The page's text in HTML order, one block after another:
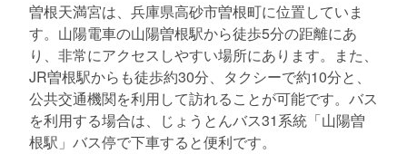
曽根天満宮は、兵庫県高砂市曽根町に位置していま
す。山陽電車の山陽曽根駅から徒歩5分の距離にあ
り、非常にアクセスしやすい場所にあります。また、
JR曽根駅からも徒歩約30分、タクシーで約10分と、
公共交通機関を利用して訪れることが可能です。バス
を利用する場合は、じょうとんバス31系統「山陽曽
根駅」バス停で下車すると便利です。